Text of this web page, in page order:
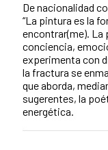
De nacionalidad
“La pintura es la
encontrar(me). La
conciencia,
experimenta con
la fractura se
que aborda,
sugerentes, la
energética.